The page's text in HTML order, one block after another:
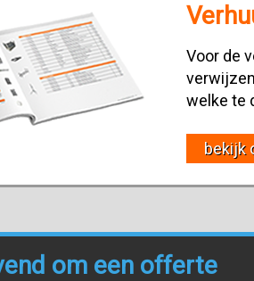
Voor de
welke te
bekijk
om een offerte